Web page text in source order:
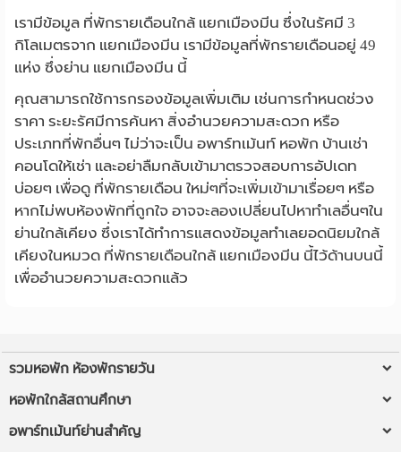
เรามีข้อมูล ที่พักรายเดือนใกล้ แยกเมืองมีน ซึ่งในรัศมี 3
กิโลเมตรจาก แยกเมืองมีน เรามีข้อมูลที่พักรายเดือนอยู่ 49
แห่ง ซึ่งย่าน แยกเมืองมีน นี้
คุณสามารถใช้การกรองข้อมูลเพิ่มเติม เช่นการกำหนดช่วง
ราคา ระยะรัศมีการค้นหา สิ่งอำนวยความสะดวก หรือ
ประเภทที่พักอื่นๆ ไม่ว่าจะเป็น อพาร์ทเม้นท์ หอพัก บ้านเช่า
คอนโดให้เช่า และอย่าลืมกลับเข้ามาตรวจสอบการอัปเดท
บ่อยๆ เพื่อดู ที่พักรายเดือน ใหม่ๆที่จะเพิ่มเข้ามาเรื่อยๆ หรือ
หากไม่พบห้องพักที่ถูกใจ อาจจะลองเปลี่ยนไปหาทำเลอื่นๆใน
ย่านใกล้เคียง ซึ่งเราได้ทำการแสดงข้อมูลทำเลยอดนิยมใกล้
เคียงในหมวด ที่พักรายเดือนใกล้ แยกเมืองมีน นี้ไว้ด้านบนนี้
เพื่ออำนวยความสะดวกแล้ว
รวมหอพัก ห้องพักรายวัน
หอพักใกล้ฉัน
ห้องพักรายวันใกล้ฉัน
หอพักใกล้สถานศึกษา
หอพัก ม.รังสิต
อพาร์ทเม้นท์ย่านสำคัญ